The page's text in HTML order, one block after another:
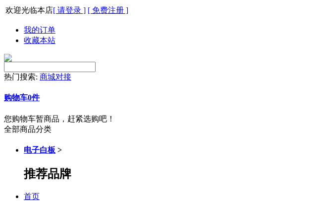
欢迎光临本店[ 请登录 ] [ 免费注册 ]
我的订单
收藏本站
热门搜索: 商城对接
购物车0件
您购物车暂商品，赶紧选购吧！
全部商品分类
电子白板 >
推荐品牌
首页